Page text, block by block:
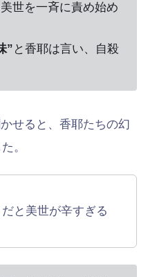
世を一斉に責め始め
” と香耶は言い、自殺
せると、香耶たちの幻
。
と美世が辛すぎる